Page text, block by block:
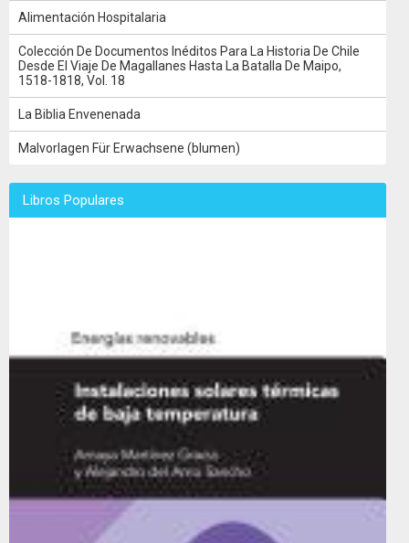
Alimentación Hospitalaria
Colección De Documentos Inéditos Para La Historia De Chile
Desde El Viaje De Magallanes Hasta La Batalla De Maipo,
1518-1818, Vol. 18
La Biblia Envenenada
Malvorlagen Für Erwachsene (blumen)
Libros Populares